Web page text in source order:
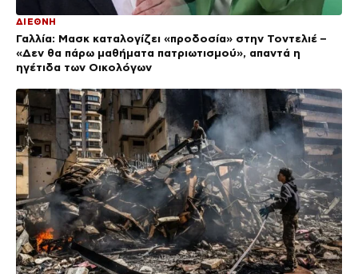
ΔΙΕΘΝΗ
Γαλλία: Μασκ καταλογίζει «προδοσία» στην Τοντελιέ –
«Δεν θα πάρω μαθήματα πατριωτισμού», απαντά η
ηγέτιδα των Οικολόγων